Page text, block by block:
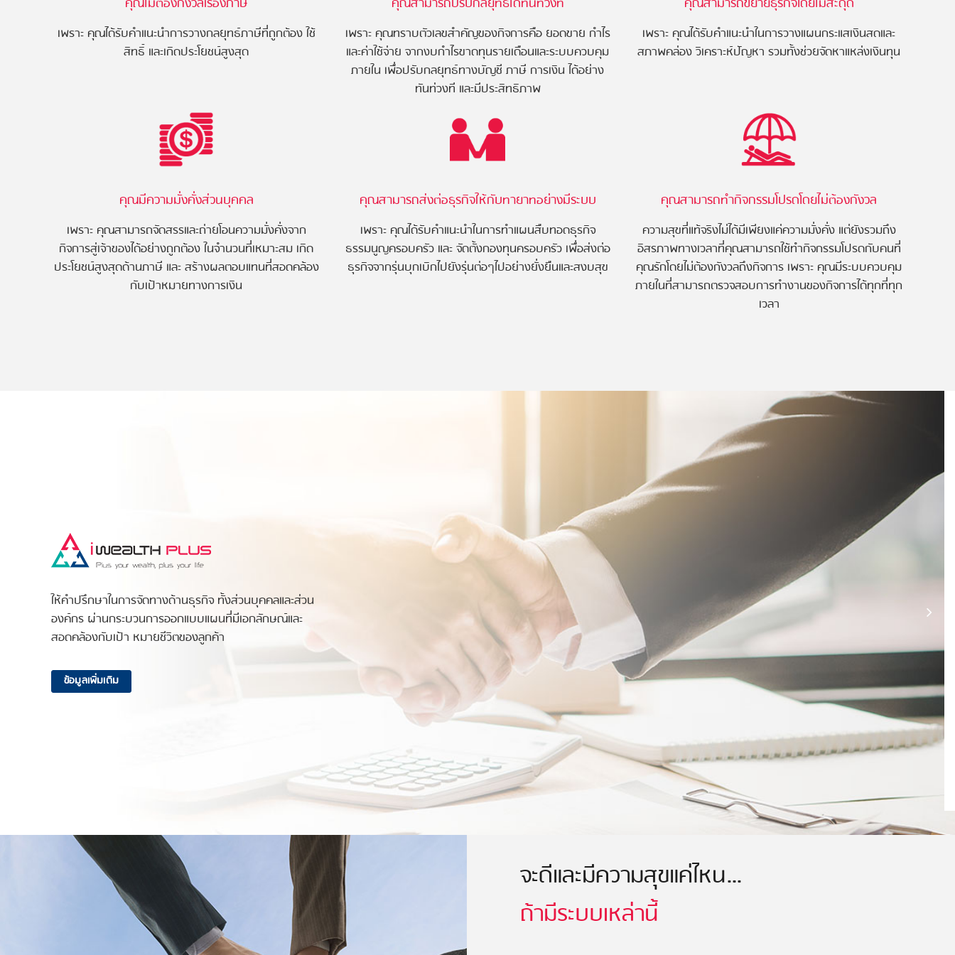
เพราะ คุณได้รับคำแนะนำการวางกลยุทธ์ภาษีที่ถูกต้อง ใช้
สิทธิ์ และเกิดประโยชน์สูงสุด
เพราะ คุณทราบตัวเลขสำคัญของกิจการคือ ยอดขาย กำไร
และค่าใช้จ่าย จากงบกำไรขาดทุนรายเดือนและระบบควบคุม
ภายใน เพื่อปรับกลยุทธ์ทางบัญชี ภาษี การเงิน ได้อย่าง
ทันท่วงที และมีประสิทธิภาพ
เพราะ คุณได้รับคำแนะนำในการวางแผนกระแสเงินสดและ
สภาพคล่อง วิเคราะห์ปัญหา รวมทั้งช่วยจัดหาแหล่งเงินทุน
คุณมีความมั่งคั่งส่วนบุคคล
เพราะ คุณสามารถจัดสรรและถ่ายโอนความมั่งคั่งจาก
กิจการสู่เจ้าของได้อย่างถูกต้อง ในจำนวนที่เหมาะสม เกิด
ประโยชน์สูงสุดด้านภาษี และ สร้างผลตอบแทนที่สอดคล้อง
กับเป้าหมายทางการเงิน
คุณสามารถส่งต่อธุรกิจให้กับทายาทอย่างมีระบบ
เพราะ คุณได้รับคำแนะนำในการทำแผนสืบทอดธุรกิจ
ธรรมนูญครอบครัว และ จัดตั้งกองทุนครอบครัว เพื่อส่งต่อ
ธุรกิจจากรุ่นบุกเบิกไปยังรุ่นต่อๆไปอย่างยั่งยืนและสงบสุข
คุณสามารถทำกิจกรรมโปรดโดยไม่ต้องกังวล
ความสุขที่แท้จริงไม่ได้มีเพียงแค่ความมั่งคั่ง แต่ยังรวมถึง
อิสรภาพทางเวลาที่คุณสามารถใช้ทำกิจกรรมโปรดกับคนที่
คุณรักโดยไม่ต้องกังวลถึงกิจการ เพราะ คุณมีระบบควบคุม
ภายในที่สามารถตรวจสอบการทำงานของกิจการได้ทุกที่ทุก
เวลา
คัดสรร และให้คำแนะนำผลิตภัณฑ์ทางการเงินที่หลากหลาย
ครบวงจร และเป็นกลาง ทั้งในไทยและต่างประเทศ
จะดีและมีความสุขแค่ไหน…
ถ้ามีระบบเหล่านี้